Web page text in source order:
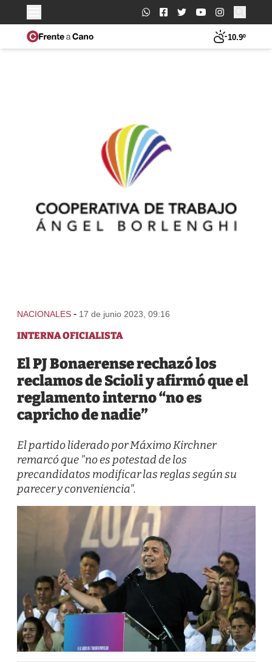
Buscar:
10.9º
NACIONALES - 17 de junio 2023, 09:16
INTERNA OFICIALISTA
El PJ Bonaerense rechazó los
reclamos de Scioli y afirmó que el
reglamento interno “no es
capricho de nadie”
El partido liderado por Máximo Kirchner
remarcó que "no es potestad de los
precandidatos modificar las reglas según su
parecer y conveniencia".